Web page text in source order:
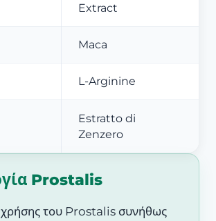
Extract
Maca
L-Arginine
Estratto di
Zenzero
Prostalis
χρήσης του Prostalis συνήθως